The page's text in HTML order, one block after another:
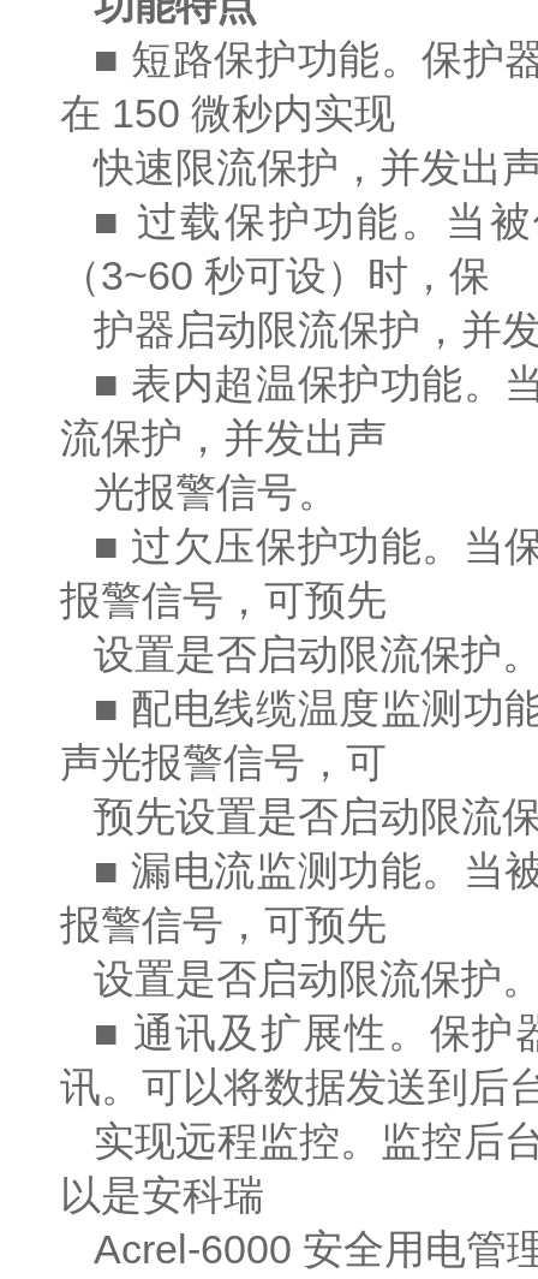
■ 短路保护功能。保护
在 150 微秒内实现
快速限流保护，并发出
■ 过载保护功能。当
（3~60 秒可设）时，保
护器启动限流保护，并
■ 表内超温保护功能。
流保护，并发出声
光报警信号。
■ 过欠压保护功能。当
报警信号，可预先
设置是否启动限流保护
■ 配电线缆温度监测功
声光报警信号，可
预先设置是否启动限流
■ 漏电流监测功能。当
报警信号，可预先
设置是否启动限流保护
■ 通讯及扩展性。保护
讯。可以将数据发送到后
实现远程监控。监控后
以是安科瑞
Acrel-6000 安全用电管